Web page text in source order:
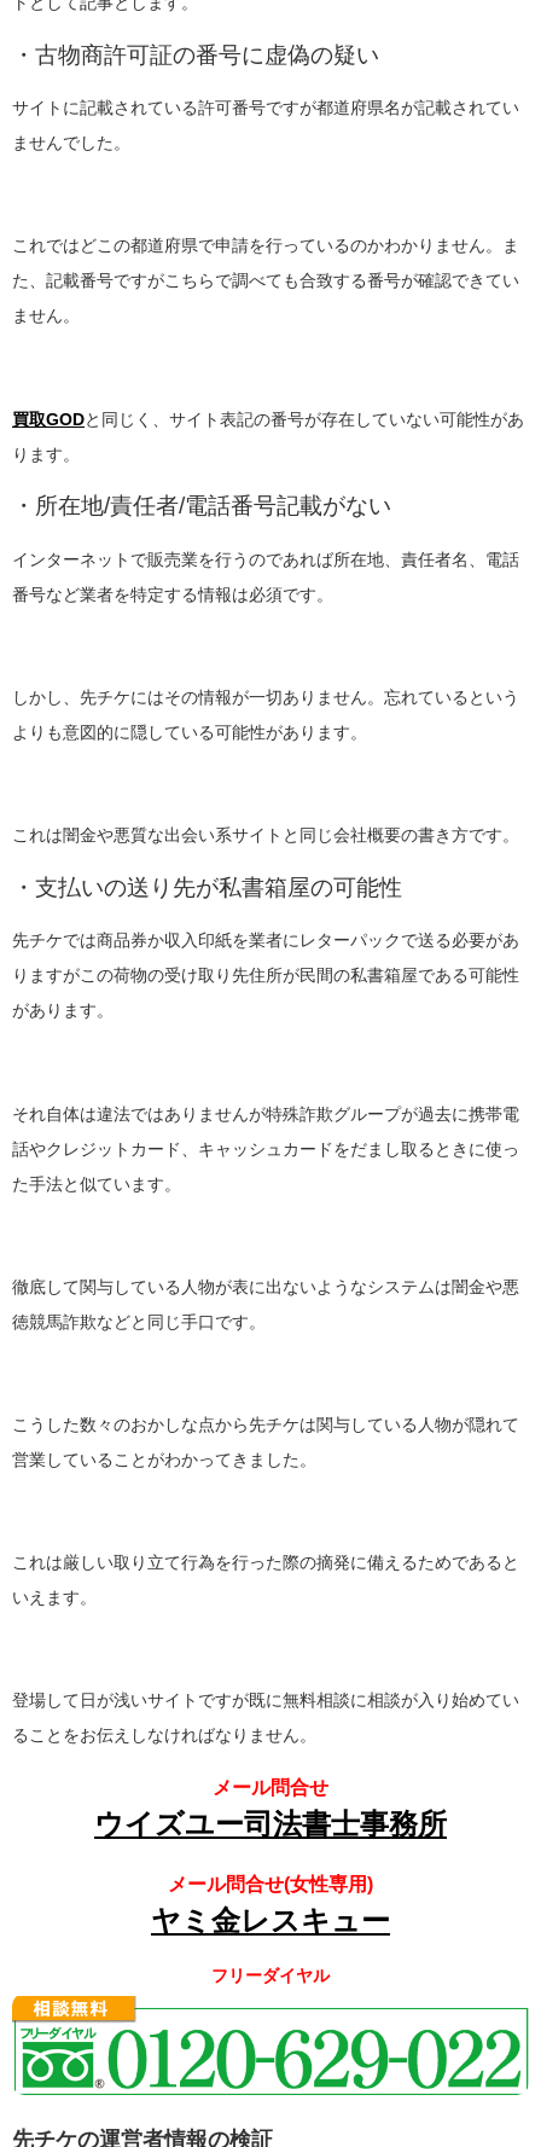
・古物商許可証の番号に虚偽の疑い
サイトに記載されている許可番号ですが都道府県名が記載されてい
ませんでした。
これではどこの都道府県で申請を行っているのかわかりません。ま
た、記載番号ですがこちらで調べても合致する番号が確認できてい
ません。
買取GODと同じく、サイト表記の番号が存在していない可能性があ
ります。
・所在地/責任者/電話番号記載がない
インターネットで販売業を行うのであれば所在地、責任者名、電話
番号など業者を特定する情報は必須です。
しかし、先チケにはその情報が一切ありません。忘れているという
よりも意図的に隠している可能性があります。
これは闇金や悪質な出会い系サイトと同じ会社概要の書き方です。
・支払いの送り先が私書箱屋の可能性
先チケでは商品券か収入印紙を業者にレターパックで送る必要があ
りますがこの荷物の受け取り先住所が民間の私書箱屋である可能性
があります。
それ自体は違法ではありませんが特殊詐欺グループが過去に携帯電
話やクレジットカード、キャッシュカードをだまし取るときに使っ
た手法と似ています。
徹底して関与している人物が表に出ないようなシステムは闇金や悪
徳競馬詐欺などと同じ手口です。
こうした数々のおかしな点から先チケは関与している人物が隠れて
営業していることがわかってきました。
これは厳しい取り立て行為を行った際の摘発に備えるためであると
いえます。
登場して日が浅いサイトですが既に無料相談に相談が入り始めてい
ることをお伝えしなければなりません。
メール問合せ
ウイズユー司法書士事務所
メール問合せ(女性専用)
ヤミ金レスキュー
フリーダイヤル
先チケの運営者情報の検証